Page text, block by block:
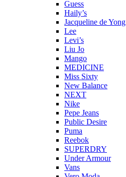
Guess
Haily’s
Jacqueline de Yong
Lee
Levi’s
Liu Jo
Mango
MEDICINE
Miss Sixty
New Balance
NEXT
Nike
Pepe Jeans
Public Desire
Puma
Reebok
SUPERDRY
Under Armour
Vans